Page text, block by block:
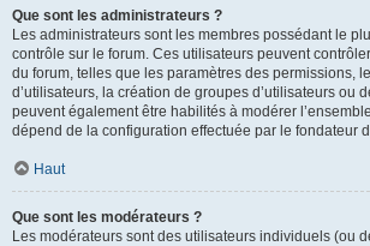
Que sont les administrateurs ?
Les administrateurs sont les membres possédant le
contrôle sur le forum. Ces utilisateurs peuvent
du forum, telles que les paramètres des permissions,
d’utilisateurs, la création de groupes d’utilisateurs ou
peuvent également être habilités à modérer
dépend de la configuration effectuée par le fondateur
Haut
Que sont les modérateurs ?
Les modérateurs sont des utilisateurs individuels (ou